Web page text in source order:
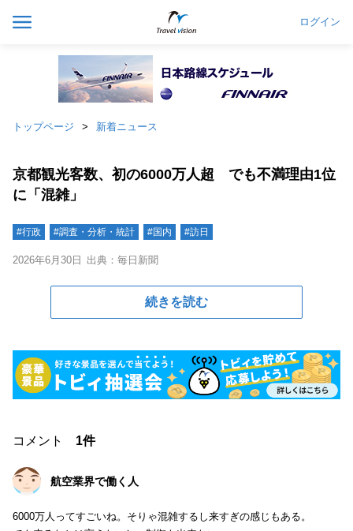
ログイン
トップページ 新着ニュース
京都観光客数、初の6000万人超 でも不満理由1位
に「混雑」
#行政 #調査・分析・統計 #国内 #訪日
2026年6月30日 出典：毎日新聞
続きを読む
コメント 1件
航空業界で働く人
6000万人ってすごいね。そりゃ混雑するし来すぎの感じもある。